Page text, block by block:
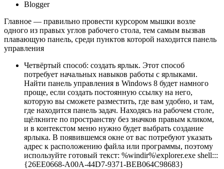
Blogger
Главное — правильно провести курсором мышки возле
одного из правых углов рабочего стола, тем самым вызвав
плавающую панель, среди пунктов которой находится панель
управления
Четвёртый способ: создать ярлык. Этот способ
потребует начальных навыков работы с ярлыками.
Найти панель управления в Windows 8 будет намного
проще, если создать постоянную ссылку на него,
которую вы сможете разместить, где вам удобно, и там,
где находится панель задач. Находясь на рабочем столе,
щёлкните по пространству без значков правым кликом,
и в контекстом меню нужно будет выбрать создание
ярлыка. В появившемся окне от вас потребуют указать
адрес к расположению файла или программы, поэтому
используйте готовый текст: %windir%\explorer.exe shell:::
{26EE0668-A00A-44D7-9371-BEB064C98683}